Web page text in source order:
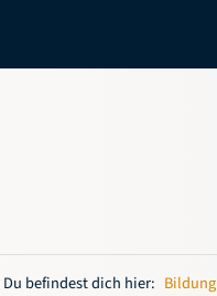
Du befindest dich hier: Bildung